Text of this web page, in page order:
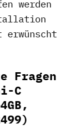
werden
Fragen
C